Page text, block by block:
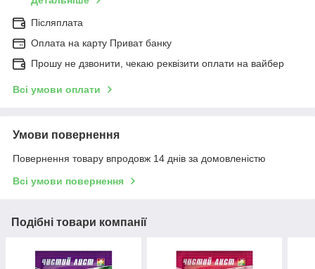
Післяплата
Оплата на карту Приват банку
Прошу не дзвонити, чекаю реквізити оплати на вайбер
Всі умови оплати
Умови повернення
Повернення товару впродовж 14 днів за домовленістю
Всі умови повернення
Подібні товари компанії